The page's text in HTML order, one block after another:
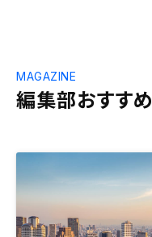
編集部おすす
MAGAZINE